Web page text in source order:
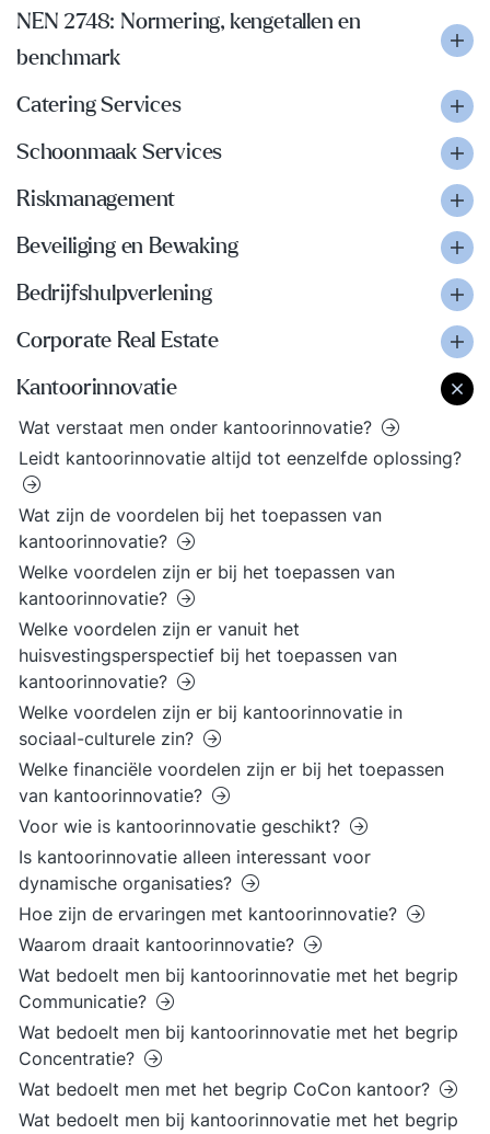
NEN 2748: Normering, kengetallen en
benchmark
Catering Services
Schoonmaak Services
Riskmanagement
Beveiliging en Bewaking
Bedrijfshulpverlening
Corporate Real Estate
Kantoorinnovatie
Wat verstaat men onder kantoorinnovatie?
Leidt kantoorinnovatie altijd tot eenzelfde oplossing?
Wat zijn de voordelen bij het toepassen van
kantoorinnovatie?
Welke voordelen zijn er bij het toepassen van
kantoorinnovatie?
Welke voordelen zijn er vanuit het
huisvestingsperspectief bij het toepassen van
kantoorinnovatie?
Welke voordelen zijn er bij kantoorinnovatie in
sociaal-culturele zin?
Welke financiële voordelen zijn er bij het toepassen
van kantoorinnovatie?
Voor wie is kantoorinnovatie geschikt?
Is kantoorinnovatie alleen interessant voor
dynamische organisaties?
Hoe zijn de ervaringen met kantoorinnovatie?
Waarom draait kantoorinnovatie?
Wat bedoelt men bij kantoorinnovatie met het begrip
Communicatie?
Wat bedoelt men bij kantoorinnovatie met het begrip
Concentratie?
Wat bedoelt men met het begrip CoCon kantoor?
Wat bedoelt men bij kantoorinnovatie met het begrip